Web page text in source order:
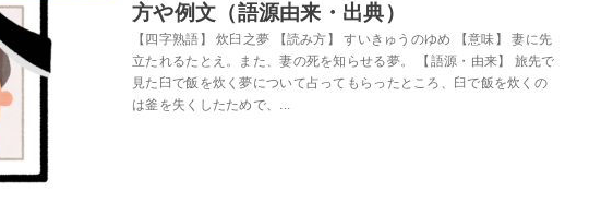
方や例文（語源由来・出典）
【四字熟語】 炊臼之夢 【読み方】 すいきゅうのゆめ 【意味】 妻に先
立たれるたとえ。また、妻の死を知らせる夢。 【語源・由来】 旅先で
見た臼で飯を炊く夢について占ってもらったところ、臼で飯を炊くの
は釜を失くしたためで、...